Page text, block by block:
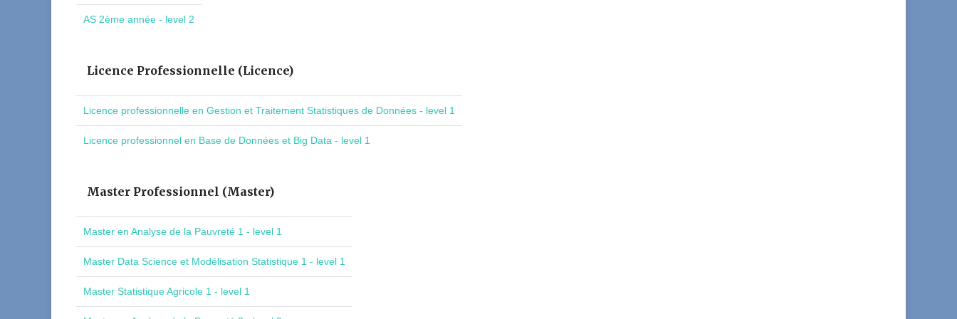
AS 2ème année - level 2
Licence Professionnelle (Licence)
Licence professionnelle en Gestion et Traitement Statistiques de Données - level 1
Licence professionnel en Base de Données et Big Data - level 1
Master Professionnel (Master)
Master en Analyse de la Pauvreté 1 - level 1
Master Data Science et Modélisation Statistique 1 - level 1
Master Statistique Agricole 1 - level 1